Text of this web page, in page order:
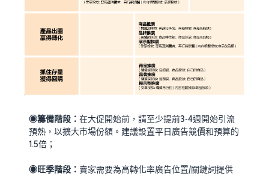
◉籌備階段： 在大促開始前，請至少提前3-4週開始引流
預熱，以擴大市場份額。建議設置平日廣告競價和預算的
1.5倍；
◉旺季階段： 賣家需要為高轉化率廣告位置/關鍵詞提供